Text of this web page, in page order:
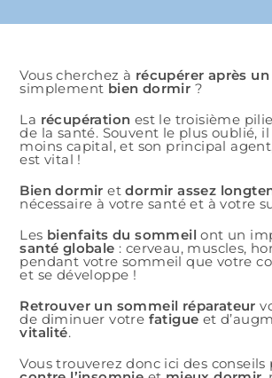
Vous cherchez à récupérer après
simplement bien dormir ?
La récupération est le troisième
de la santé. Souvent le plus oublié, il
moins capital, et son principal
est vital !
Bien dormir etdormir assez
nécessaire à votre santé et à votre
Les bienfaits du sommeil ont un
santé globale : cerveau, muscles,
pendant votre sommeil que votre
et se développe !
Retrouver un sommeil réparateur
de diminuer votre fatigueet
vitalité.
Vous trouverez donc ici des conseils